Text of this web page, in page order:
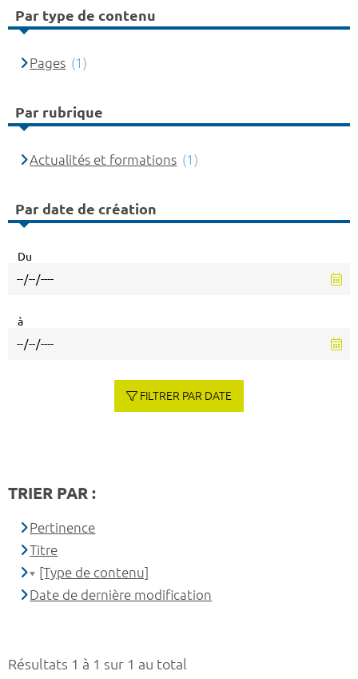
Résultats 1 à 1 sur 1 au total
Par type de contenu
Pages (1)
Par rubrique
Actualités et formations (1)
Par date de création
Du
à
FILTRER PAR DATE
TRIER PAR :
Pertinence
Titre
[Type de contenu]
Date de dernière modification